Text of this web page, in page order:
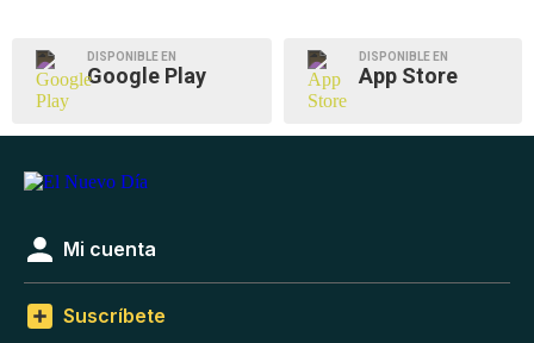
DISPONIBLE EN
Google Play
DISPONIBLE EN
App Store
Mi cuenta
Suscríbete